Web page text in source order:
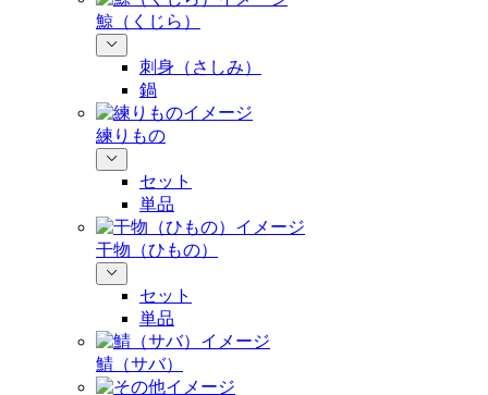
鯨（くじら）
刺身（さしみ）
鍋
練りもの
セット
単品
干物（ひもの）
セット
単品
鯖（サバ）